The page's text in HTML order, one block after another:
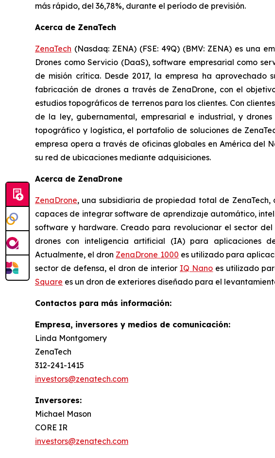
más rápido, del 36,78%, durante el período de previsión.
Acerca de ZenaTech
ZenaTech (Nasdaq: ZENA) (FSE: 49Q) (BMV: ZENA) es una
Drones como Servicio (DaaS), software empresarial como
de misión crítica. Desde 2017, la empresa ha
fabricación de drones a través de ZenaDrone, con el
estudios topográficos de terrenos para los clientes. Con
de la ley, gubernamental, empresarial e industrial, y
topográfico y logística, el portafolio de soluciones de
empresa opera a través de oficinas globales en América del
su red de ubicaciones mediante adquisiciones.
Acerca de ZenaDrone
ZenaDrone, una subsidiaria de propiedad total de
capaces de integrar software de aprendizaje automático,
software y hardware. Creado para revolucionar el sector
drones con inteligencia artificial (IA) para aplicaciones
Actualmente, el dron ZenaDrone 1000 es utilizado para
sector de defensa, el dron de interior IQ Nano es utilizado
Square es un dron de exteriores diseñado para el
Contactos para más información:
Empresa, inversores y medios de comunicación:
Linda Montgomery
ZenaTech
312-241-1415
investors@zenatech.com
Inversores:
Michael Mason
CORE IR
investors@zenatech.com